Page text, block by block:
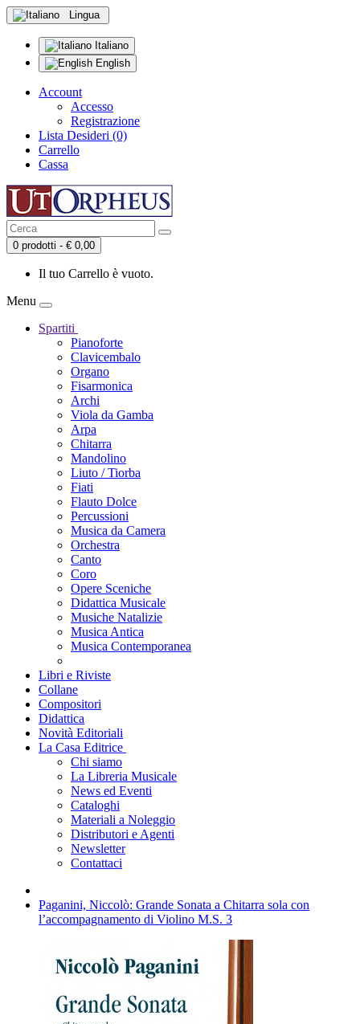
Lingua
Italiano
English
Account
Accesso
Registrazione
Lista Desideri (0)
Carrello
Cassa
0 prodotti - € 0,00
Il tuo Carrello è vuoto.
Menu
Spartiti
Pianoforte
Clavicembalo
Organo
Fisarmonica
Archi
Viola da Gamba
Arpa
Chitarra
Mandolino
Liuto / Tiorba
Fiati
Flauto Dolce
Percussioni
Musica da Camera
Orchestra
Canto
Coro
Opere Sceniche
Didattica Musicale
Musiche Natalizie
Musica Antica
Musica Contemporanea
Libri e Riviste
Collane
Compositori
Didattica
Novità Editoriali
La Casa Editrice
Chi siamo
La Libreria Musicale
News ed Eventi
Cataloghi
Materiali a Noleggio
Distributori e Agenti
Newsletter
Contattaci
Paganini, Niccolò: Grande Sonata a Chitarra sola con
l’accompagnamento di Violino M.S. 3